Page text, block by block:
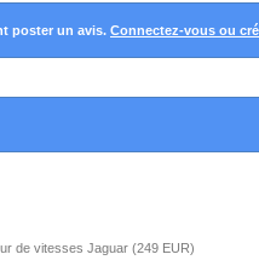
poster un avis. Connectez-vous ou
de vitesses Jaguar (249 EUR)